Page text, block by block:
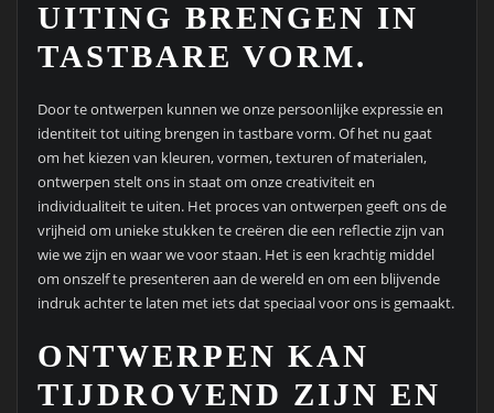
UITING BRENGEN IN
TASTBARE VORM.
Door te ontwerpen kunnen we onze persoonlijke expressie en
identiteit tot uiting brengen in tastbare vorm. Of het nu gaat
om het kiezen van kleuren, vormen, texturen of materialen,
ontwerpen stelt ons in staat om onze creativiteit en
individualiteit te uiten. Het proces van ontwerpen geeft ons de
vrijheid om unieke stukken te creëren die een reflectie zijn van
wie we zijn en waar we voor staan. Het is een krachtig middel
om onszelf te presenteren aan de wereld en om een blijvende
indruk achter te laten met iets dat speciaal voor ons is gemaakt.
ONTWERPEN KAN
TIJDROVEND ZIJN EN